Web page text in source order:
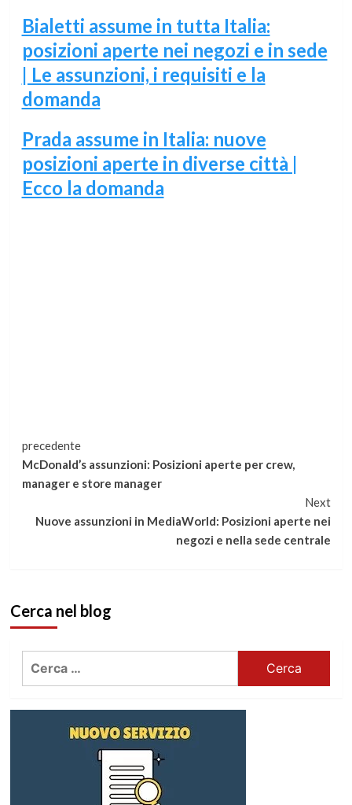
Bialetti assume in tutta Italia:
posizioni aperte nei negozi e in sede
| Le assunzioni, i requisiti e la
domanda
Prada assume in Italia: nuove
posizioni aperte in diverse città |
Ecco la domanda
Continua
a
leggere
precedente
McDonald’s assunzioni: Posizioni aperte per crew,
manager e store manager
Next
Nuove assunzioni in MediaWorld: Posizioni aperte nei
negozi e nella sede centrale
Cerca nel blog